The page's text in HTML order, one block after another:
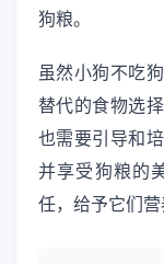
狗粮。
虽然小狗不吃
替代的食物选
也需要引导和
并享受狗粮的
任，给予它们营